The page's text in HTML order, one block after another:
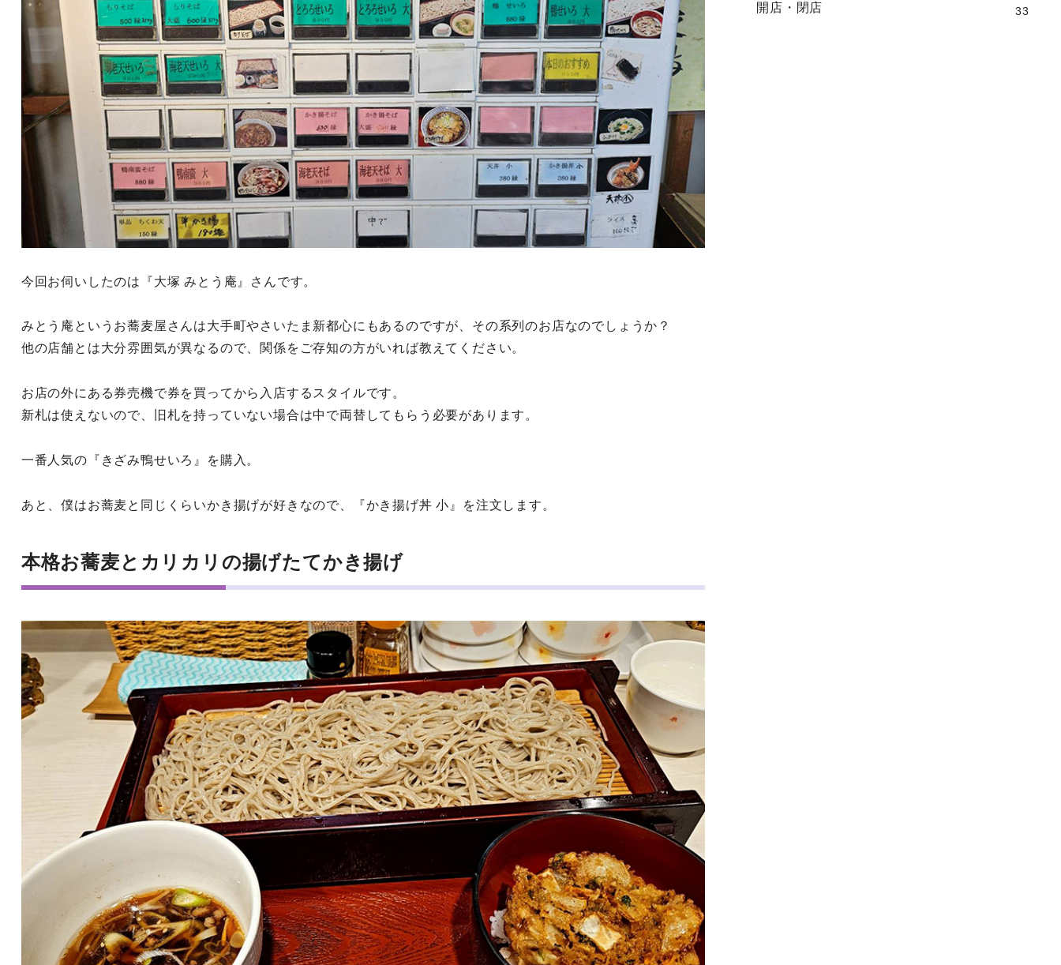
今回お伺いしたのは『大塚 みとう庵』さんです。
みとう庵というお蕎麦屋さんは大手町やさいたま新都心にもあるのですが、その系列のお店なのでしょうか？
他の店舗とは大分雰囲気が異なるので、関係をご存知の方がいれば教えてください。
お店の外にある券売機で券を買ってから入店するスタイルです。
新札は使えないので、旧札を持っていない場合は中で両替してもらう必要があります。
一番人気の『きざみ鴨せいろ』を購入。
あと、僕はお蕎麦と同じくらいかき揚げが好きなので、『かき揚げ丼 小』を注文します。
本格お蕎麦とカリカリの揚げたてかき揚げ
開店・閉店 33